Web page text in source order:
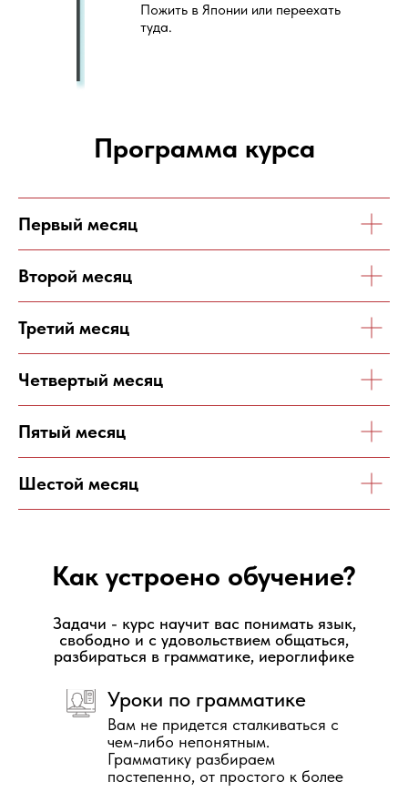
Пожить в Японии или переехать
туда.
Программа курса
Первый месяц
Второй месяц
Третий месяц
Четвертый месяц
Пятый месяц
Шестой месяц
Как устроено обучение?
Задачи - курс научит вас понимать язык,
свободно и с удовольствием общаться,
разбираться в грамматике, иероглифике
Вам не придется сталкиваться с
чем-либо непонятным.
Грамматику разбираем
постепенно, от простого к более
Уроки по грамматике